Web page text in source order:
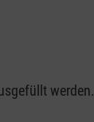
werden.